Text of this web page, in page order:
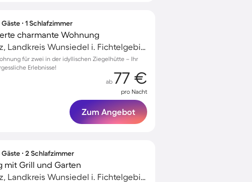
∙ 1 Schlafzimmer
charmante Wohnung
Marktredwitz, Landkreis Wunsiedel i. Fichtelgebirge, Deutschland
für zwei in der idyllischen Ziegelhütte – Ihr
Erlebnisse!
ab 77 €
pro Nacht
Zum Angebot
∙ 2 Schlafzimmer
mit Grill und Garten
Marktredwitz, Landkreis Wunsiedel i. Fichtelgebirge, Deutschland